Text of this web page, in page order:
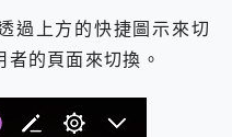
過上方的快捷圖示來切
的頁面來切換。